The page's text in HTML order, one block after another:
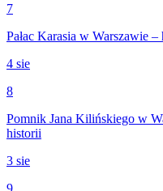
7
Pałac Karasia w Warszawie
4 sie
8
Pomnik Jana Kilińskiego w
historii
3 sie
9